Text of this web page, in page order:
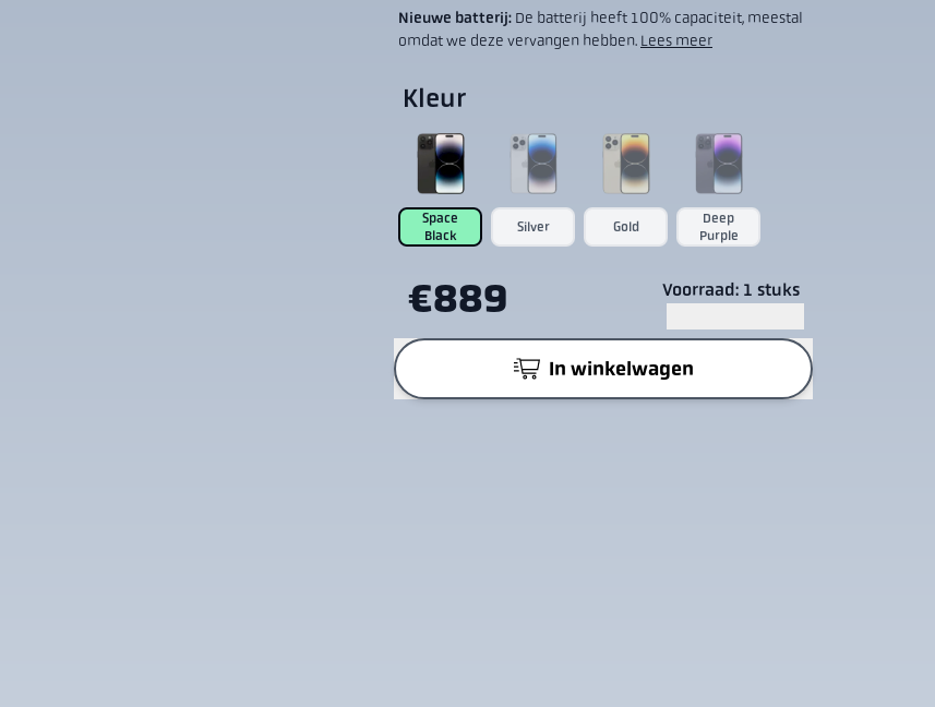
Nieuwe batterij: De batterij heeft 100% capaciteit, meestal
omdat we deze vervangen hebben. Lees meer
Kleur
Space
Black
Silver Gold
Deep
Purple
€889 Voorraad: 1 stuks
In winkelwagen